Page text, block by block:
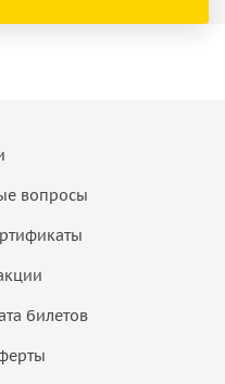
вопросы
билетов